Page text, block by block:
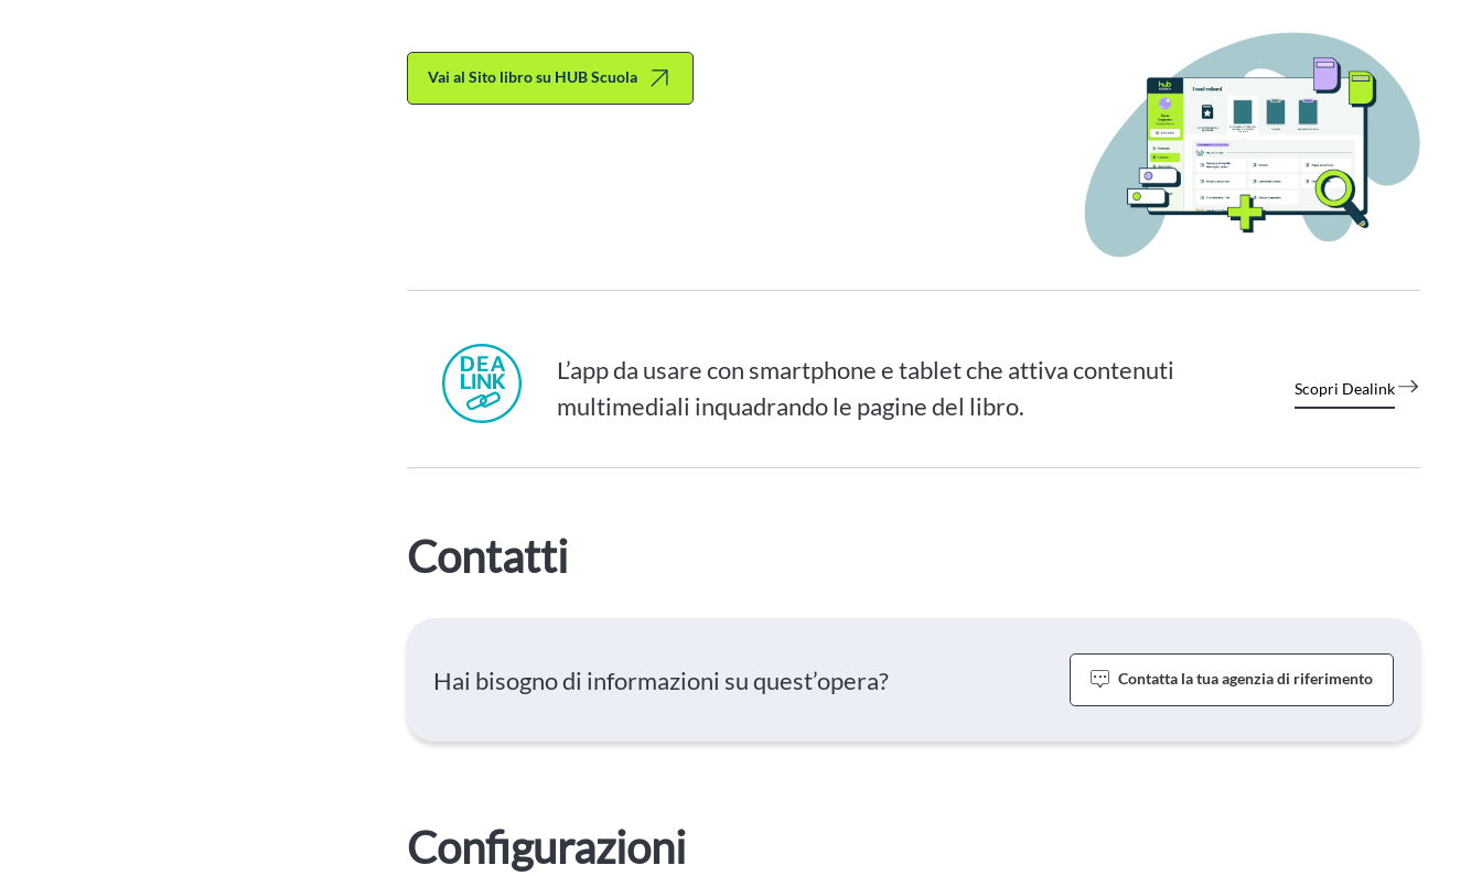
Vai al Sito libro su HUB Scuola
L’app da usare con smartphone e tablet che attiva contenuti
multimediali inquadrando le pagine del libro.
Scopri Dealink
Contatti
Hai bisogno di informazioni su quest’opera? Contatta la tua agenzia di riferimento
Configurazioni